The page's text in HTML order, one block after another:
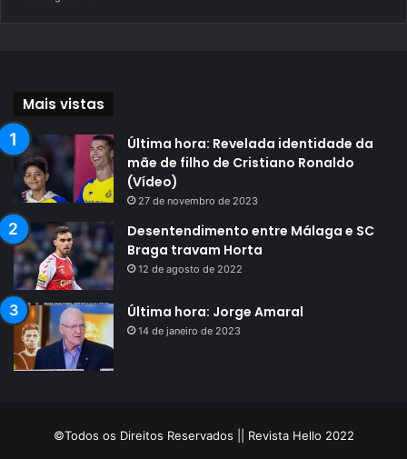
Mais vistas
Última hora: Revelada identidade da
mãe de filho de Cristiano Ronaldo
(Vídeo)
27 de novembro de 2023
Desentendimento entre Málaga e SC
Braga travam Horta
12 de agosto de 2022
Última hora: Jorge Amaral
14 de janeiro de 2023
©Todos os Direitos Reservados || Revista Hello 2022